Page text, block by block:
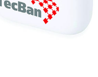
Iniciar conversa